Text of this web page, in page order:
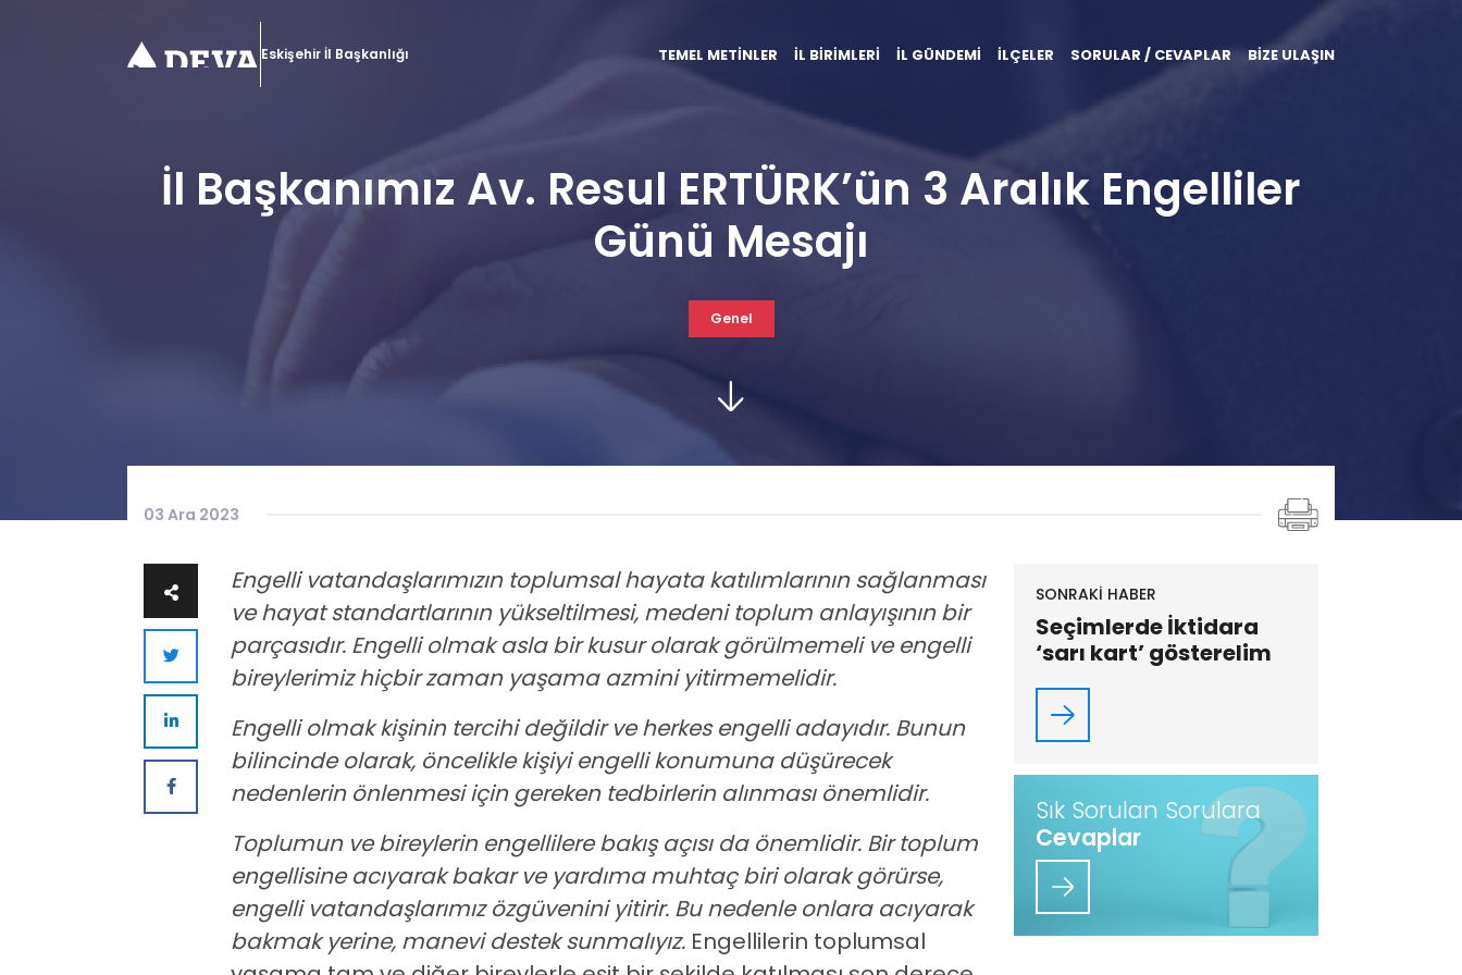
Eskişehir İl Başkanlığı TEMEL METİNLER İL BİRİMLERİ İL GÜNDEMİ İLÇELER SORULAR / CEVAPLAR BİZE ULAŞIN
İl Başkanımız Av. Resul ERTÜRK’ün 3 Aralık Engelliler
Günü Mesajı
Genel
03 Ara 2023
Engelli vatandaşlarımızın toplumsal hayata katılımlarının sağlanması
ve hayat standartlarının yükseltilmesi, medeni toplum anlayışının bir
parçasıdır. Engelli olmak asla bir kusur olarak görülmemeli ve engelli
bireylerimiz hiçbir zaman yaşama azmini yitirmemelidir.
Engelli olmak kişinin tercihi değildir ve herkes engelli adayıdır. Bunun
bilincinde olarak, öncelikle kişiyi engelli konumuna düşürecek
nedenlerin önlenmesi için gereken tedbirlerin alınması önemlidir.
Toplumun ve bireylerin engellilere bakış açısı da önemlidir. Bir toplum
engellisine acıyarak bakar ve yardıma muhtaç biri olarak görürse,
engelli vatandaşlarımız özgüvenini yitirir. Bu nedenle onlara acıyarak
bakmak yerine, manevi destek sunmalıyız. Engellilerin toplumsal
SONRAKİ HABER
Seçimlerde İktidara
‘sarı kart’ gösterelim
Sık Sorulan Sorulara
Cevaplar